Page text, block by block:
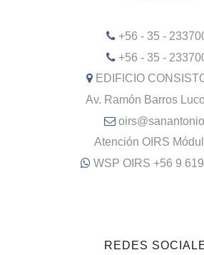
+56 - 35 -
+56 - 35 -
EDIFICIO
Av. Ramón Barros
Atención OIRS
WSP OIRS +56 9
REDES